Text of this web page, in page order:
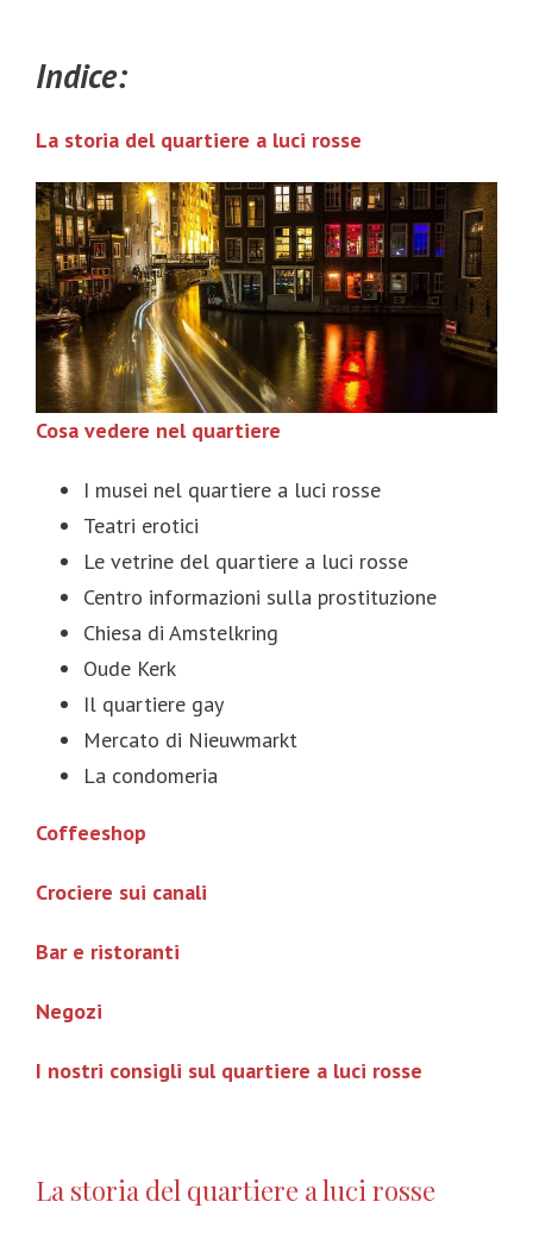
Indice:
La storia del quartiere a luci rosse
Cosa vedere nel quartiere
I musei nel quartiere a luci rosse
Teatri erotici
Le vetrine del quartiere a luci rosse
Centro informazioni sulla prostituzione
Chiesa di Amstelkring
Oude Kerk
Il quartiere gay
Mercato di Nieuwmarkt
La condomeria
Coffeeshop
Crociere sui canali
Bar e ristoranti
Negozi
I nostri consigli sul quartiere a luci rosse
La storia del quartiere a luci rosse